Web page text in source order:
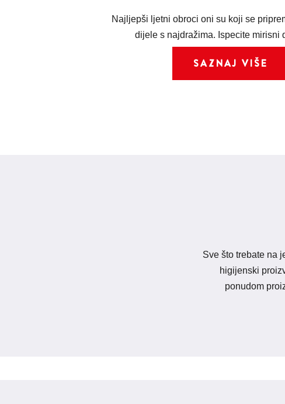
Najljepši ljetni obroci oni su koji se
dijele s najdražima. Ispecite mirisni
SAZNAJ VIŠE
Sve što trebate na
higijenski
ponudom